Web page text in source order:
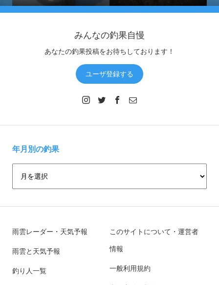
みんなの釣果自慢
あなたの釣果投稿をお待ちしております！
ユーザ登録する
年月別の釣果
雨雲レーダー・天気予報
雨雲と天気予報
釣り人一覧
このサイトについて・運営者
情報
一般利用規約